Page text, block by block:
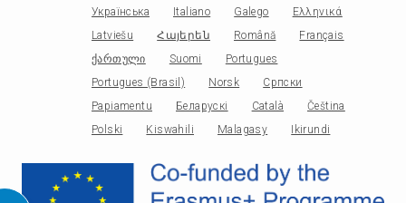
Українська
Italiano Galego
Ελληνικά
Latviešu
Հայերեն Română
Français
ქართული
Suomi
Portugues
Portugues (Brasil)
Norsk
Српски
Papiamentu
Беларускі Català
Čeština
Polski
Kiswahili Malagasy Ikirundi